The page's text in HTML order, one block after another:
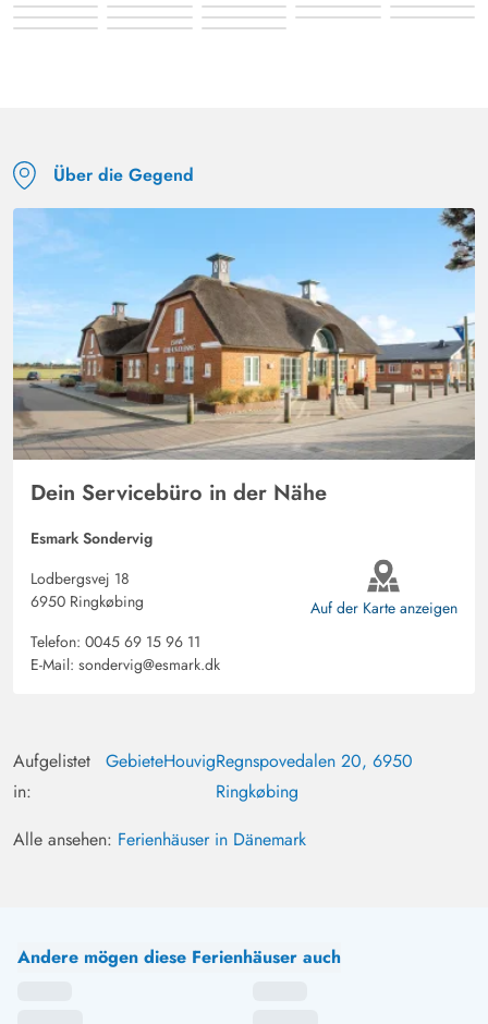
Über die Gegend
Dein Servicebüro in der Nähe
Esmark Sondervig
Lodbergsvej 18
6950 Ringkøbing
Telefon: 0045 69 15 96 11
E-Mail: sondervig@esmark.dk
Auf der Karte anzeigen
Aufgelistet
in:
GebieteHouvigRegnspovedalen 20, 6950
Ringkøbing
Alle ansehen: Ferienhäuser in Dänemark
Andere mögen diese Ferienhäuser auch